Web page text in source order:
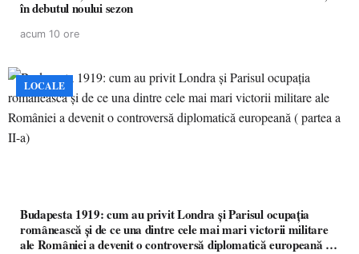
în debutul noului sezon
acum 10 ore
LOCALE
Budapesta 1919: cum au privit Londra și Parisul ocupația
românească și de ce una dintre cele mai mari victorii militare
ale României a devenit o controversă diplomatică europeană (